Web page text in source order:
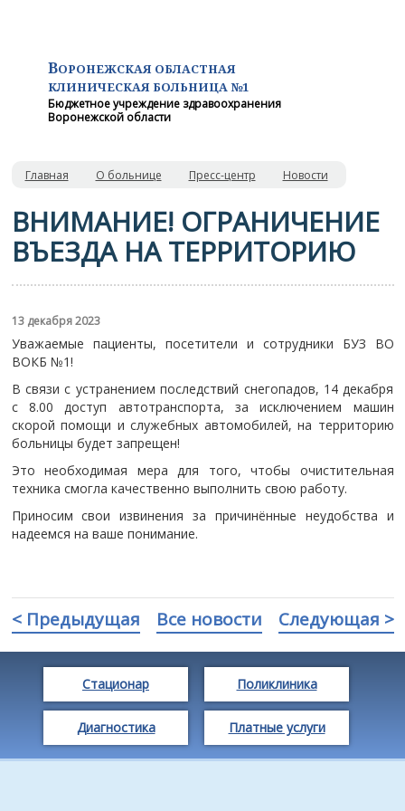
ВОРОНЕЖСКАЯ ОБЛАСТНАЯ
КЛИНИЧЕСКАЯ БОЛЬНИЦА №1
Бюджетное учреждение здравоохранения
Воронежской области
Главная О больнице Пресс-центр Новости
ВНИМАНИЕ! ОГРАНИЧЕНИЕ
ВЪЕЗДА НА ТЕРРИТОРИЮ
13 декабря 2023
Уважаемые пациенты, посетители и сотрудники БУЗ ВО
ВОКБ №1!
В связи с устранением последствий снегопадов, 14 декабря
с 8.00 доступ автотранспорта, за исключением машин
скорой помощи и служебных автомобилей, на территорию
больницы будет запрещен!
Это необходимая мера для того, чтобы очистительная
техника смогла качественно выполнить свою работу.
Приносим свои извинения за причинённые неудобства и
надеемся на ваше понимание.
< Предыдущая Все новости Следующая >
Стационар Поликлиника
Диагностика Платные услуги